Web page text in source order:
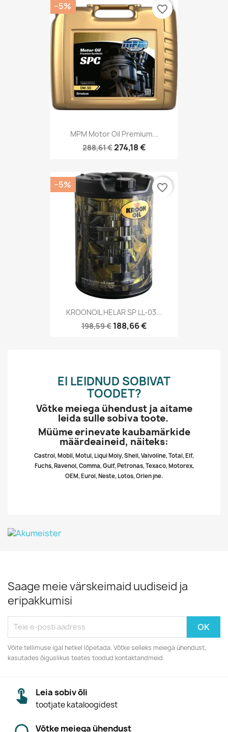
MPM Motor Oil Premium...
288,61 €274,18 €
−5% favorite_border
KROONOIL HELAR SP LL-03...
198,59 € 188,66 €
−5% favorite_border
EI LEIDNUD SOBIVAT
TOODET?
Võtke meiega ühendust ja aitame
leida sulle sobiva toote.
Müüme erinevate kaubamärkide
määrdeaineid, näiteks:
Castrol, Mobil, Motul, Liqui Moly, Shell, Valvoline, Total, Elf,
Fuchs, Ravenol, Comma, Gulf, Petronas, Texaco, Motorex,
OEM, Eurol, Neste, Lotos, Orlen jne.
Saage meie värskeimaid uudiseid ja
eripakkumisi
Võite tellimuse igal hetkel lõpetada. Võtke selleks meiega ühendust,
kasutades õiguslikus teates toodud kontaktandmeid.
Leia sobiv õli
tootjate kataloogidest
Võtke meiega ühendust